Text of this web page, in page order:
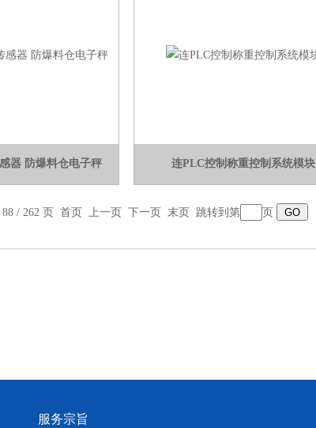
器 防爆料仓电子秤 连PLC控制称重控制系统模块
/ 262 页 首页 上一页 下一页 末页 跳转到第 页
服务宗旨